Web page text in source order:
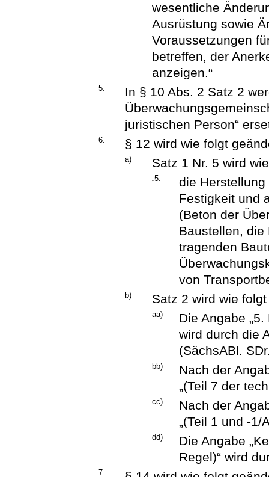
wesentliche
Ausrüstung sowie
Voraussetzungen
betreffen, der
anzeigen.“
5.
In § 10 Abs. 2 Satz 2
juristischen Person“
6. § 12 wird wie folgt
a) Satz 1 Nr. 5 wird
„5.
die
Festigkeit und
(Beton der
Baustellen, die
tragenden
von
b) Satz 2 wird wie
aa)
Die Angabe
wird durch die
(SächsABl.
bb)
Nach der
„(Teil 7 der
cc)
Nach der
„(Teil 1 und -1/
dd)
Die Angabe
Regel)“ wird
7.